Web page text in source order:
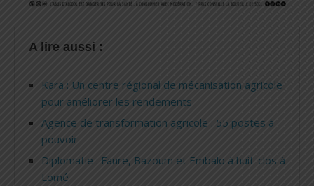
A lire aussi :
Kara : Un centre régional de mécanisation agricole
pour améliorer les rendements
Agence de transformation agricole : 55 postes à
pouvoir
Diplomatie : Faure, Bazoum et Embalo à huit-clos à
Lomé